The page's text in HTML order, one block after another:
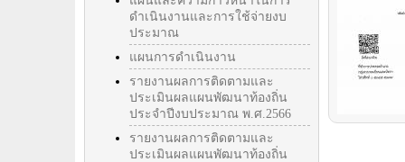
ดำเนินงานและการใช้จ่ายงบ
ประมาณ
แผนการดำเนินงาน
รายงานผลการติดตามและ
ประเมินผลแผนพัฒนาท้องถิ่น
ประจำปีงบประมาณ พ.ศ.2566
รายงานผลการติดตามและ
ประเมินผลแผนพัฒนาท้องถิ่น